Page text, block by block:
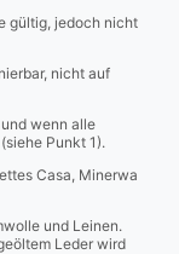
gültig, jedoch nicht
nicht auf
wenn alle
Punkt 1).
Casa, Minerwa
und Leinen.
Leder wird